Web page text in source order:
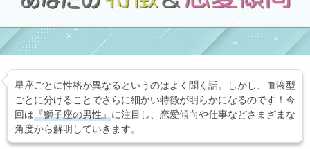
星座ごとに性格が異なるというのはよく聞く話。しかし、血液型
ごとに分けることでさらに細かい特徴が明らかになるのです！今
回は 『獅子座の男性』 に注目し、恋愛傾向や仕事などさまざまな
角度から解明していきます。